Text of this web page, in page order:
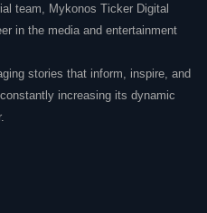
team, Mykonos Ticker Digital
in the media and entertainment
stories that inform, inspire, and
increasing its dynamic